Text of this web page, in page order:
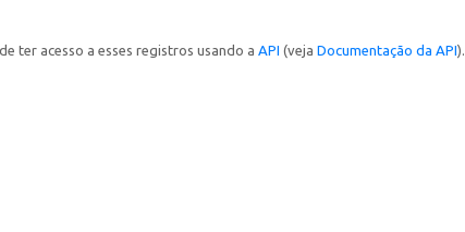
ter acesso a esses registros usando a API (veja Documentação da API).